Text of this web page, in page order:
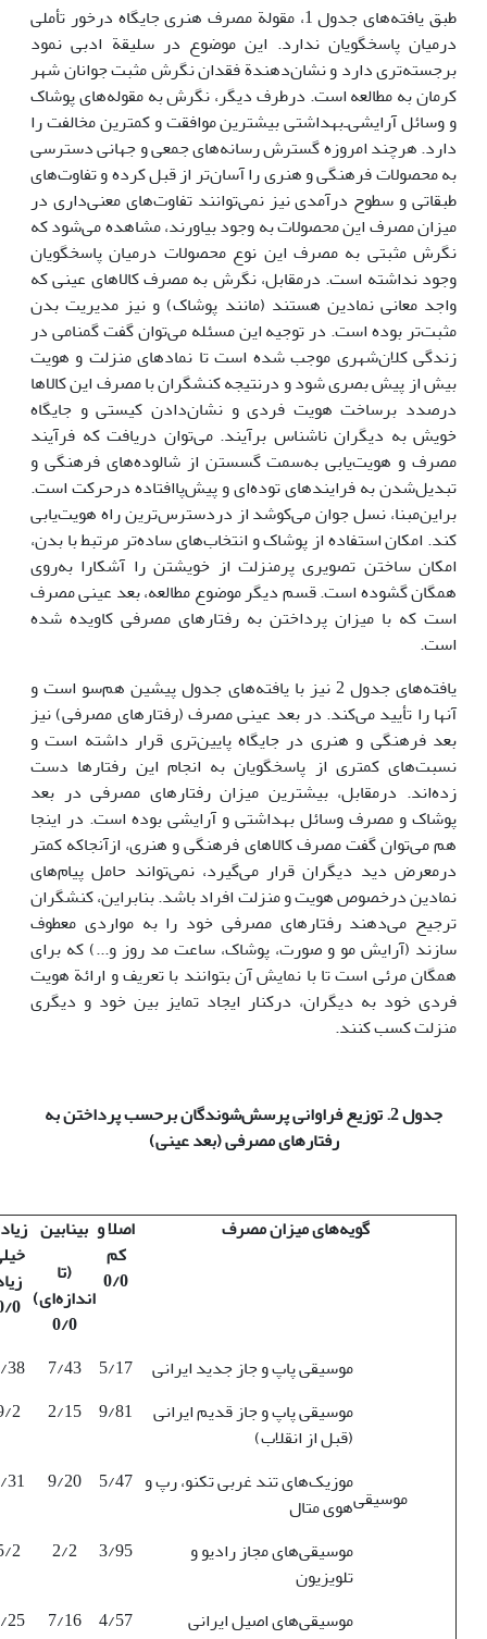
طبق یافته‌های جدول 1، مقولة مصرف هنری جایگاه درخور تأملی
درمیان پاسخگویان ندارد. این موضوع در سلیقة ادبی نمود
برجسته‌تری دارد و نشان‌دهندة فقدان نگرش مثبت جوانان شهر
کرمان به مطالعه است. درطرف دیگر، نگرش به مقوله‌های پوشاک
و وسائل آرایشی‌ـ‌بهداشتی بیشترین موافقت و کمترین مخالفت را
دارد. هرچند امروزه گسترش رسانه‌های جمعی و جهانی دسترسی
به محصولات فرهنگی و هنری را آسان‌تر از قبل کرده و تفاوت‌های
طبقاتی و سطوح درآمدی نیز نمی‌توانند تفاوت‌های معنی‌داری در
میزان مصرف این محصولات به وجود بیاورند، مشاهده می‌شود که
نگرش مثبتی به مصرف این نوع محصولات درمیان پاسخگویان
وجود نداشته است. درمقابل، نگرش به مصرف کالاهای عینی که
واجد معانی نمادین هستند (مانند پوشاک) و نیز مدیریت بدن
مثبت‌تر بوده است. در توجیه این مسئله می‌توان گفت گمنامی ‌در
زندگی کلان‌شهری موجب شده است تا نمادهای منزلت و هویت
بیش از پیش بصری شود و درنتیجه کنشگران با مصرف این کالاها
درصدد برساخت هویت فردی و نشان‌دادن کیستی و جایگاه
خویش به دیگران ناشناس برآیند. می‌توان دریافت که فرآیند
مصرف و هویت‌یابی به‌سمت گسستن از شالوده‌های فرهنگی و
تبدیل‌شدن به فرایندهای توده‌ای و پیش‌پاافتاده درحرکت است.
براین‌مبنا، نسل جوان می‌کوشد از دردسترس‌ترین راه هویت‌یابی
کند. امکان استفاده از پوشاک و انتخاب‌های ساده‌تر مرتبط با بدن،
امکان ساختن تصویری پرمنزلت از خویشتن را آشکارا به‌روی
همگان گشوده است. قسم دیگر موضوع مطالعه، بعد عینی مصرف
است که با میزان پرداختن به رفتارهای مصرفی کاویده شده
است.
یافته‌های جدول 2 نیز با یافته‌های جدول پیشین هم‌سو است و
آنها را تأیید می‌کند. در بعد عینی مصرف (رفتارهای مصرفی) نیز
بعد فرهنگی و هنری در جایگاه پایین‌تری قرار داشته است و
نسبت‌های کمتری از پاسخگویان به انجام این رفتارها دست
زده‌اند. درمقابل، بیشترین میزان رفتارهای مصرفی در بعد
پوشاک و مصرف وسائل بهداشتی و آرایشی بوده است. در اینجا
هم می‌توان گفت مصرف کالاهای فرهنگی و هنری، ازآنجاکه کمتر
درمعرض دید دیگران قرار می‌گیرد، نمی‌تواند حامل پیام‌های
نمادین درخصوص هویت و منزلت افراد باشد. بنابراین، کنشگران
‌ترجیح می‌دهند رفتارهای مصرفی خود را به مواردی معطوف
سازند (آرایش مو و صورت، پوشاک، ساعت مد روز و...) که برای
همگان مرئی است تا با نمایش آن بتوانند با تعریف و ارائة هویت
فردی خود به دیگران، درکنار ایجاد تمایز بین خود و دیگری
منزلت کسب کنند.
جدول 2. توزیع فراوانی پرسش‌شوندگان برحسب پرداختن به
رفتارهای مصرفی (بعد عینی)
گویه‌های میزان مصرف
اصلا و
کم
0/0
بینابین
(تا
اندازه‌ای)
0/0
0
موسیقی
موسیقی پاپ و جاز جدید ایرانی 5/17
7/43
موسیقی پاپ و جاز قدیم ایرانی
(قبل از انقلاب)
9/81
2/15
2
موزیک‌های تند غربی تکنو، رپ و
هوی متال
5/47
9/20
موسیقی‌های مجاز رادیو و
تلویزیون
3/95
2/2
2
موسیقی‌های اصیل ایرانی 4/57
7/16